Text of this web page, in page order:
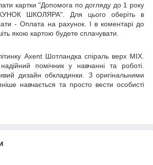
картки "Допомога по догляду до 1 року
ШКОЛЯРА". Для цього оберіть в
- Оплата на рахунок. І в коментарі до
якою картою будете сплачувати.
Axent Шотландка спіраль верх MIX.
помічник у навчанні та роботі.
дизайн обкладинки. З оригінальними
навчається та просто вести особисті